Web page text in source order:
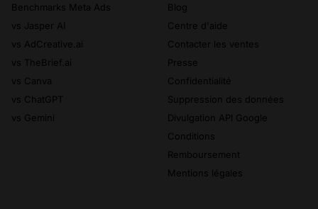
Benchmarks Meta Ads
vs Jasper AI
vs AdCreative.ai
vs TheBrief.ai
vs Canva
vs ChatGPT
vs Gemini
Blog
Centre d'aide
Contacter les ventes
Presse
Confidentialité
Suppression des données
Divulgation API Google
Conditions
Remboursement
Mentions légales